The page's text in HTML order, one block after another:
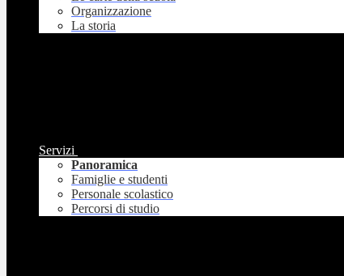
Organizzazione
La storia
Servizi
Panoramica
Famiglie e studenti
Personale scolastico
Percorsi di studio